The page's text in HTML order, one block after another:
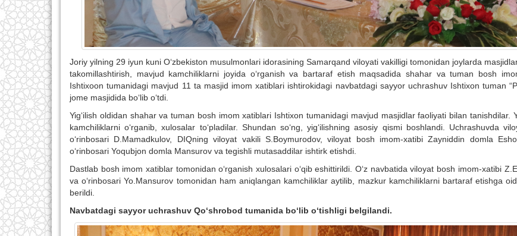
Joriy yilning 29 iyun kuni O‘zbekiston musulmonlari idorasining Samarqand viloyati vakilligi tomonidan joylarda
takomillashtirish, mavjud kamchiliklarni joyida o‘rganish va bartaraf etish maqsadida shahar va tuman bosh
Ishtixoon tumanidagi mavjud 11 ta masjid imom xatiblari ishtirokidagi navbatdagi sayyor uchrashuv Ishtixon tuman
jome masjidida bo‘lib o‘tdi.
Yig‘ilish oldidan shahar va tuman bosh imom xatiblari Ishtixon tumanidagi mavjud masjidlar faoliyati bilan tanishdilar.
kamchiliklarni o‘rganib, xulosalar to‘pladilar. Shundan so‘ng, yig‘ilishning asosiy qismi boshlandi. Uchrashuvda
o‘rinbosari D.Mamadkulov, DIQning viloyat vakili S.Boymurodov, viloyat bosh imom-xatibi Zayniddin domla
o‘rinbosari Yoqubjon domla Mansurov va tegishli mutasaddilar ishtirk etishdi.
Dastlab bosh imom xatiblar tomonidan o‘rganish xulosalari o‘qib eshittirildi. O‘z navbatida viloyat bosh imom-xatibi
va o‘rinbosari Yo.Mansurov tomonidan ham aniqlangan kamchiliklar aytilib, mazkur kamchiliklarni bartaraf etishga
berildi.
Navbatdagi sayyoruchrashuv Qo‘shrobod tumanida bo‘lib o‘tishligi belgilandi.